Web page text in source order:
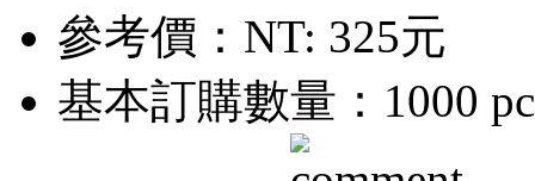
參考價： NT: 325元
基本訂購數量：1000